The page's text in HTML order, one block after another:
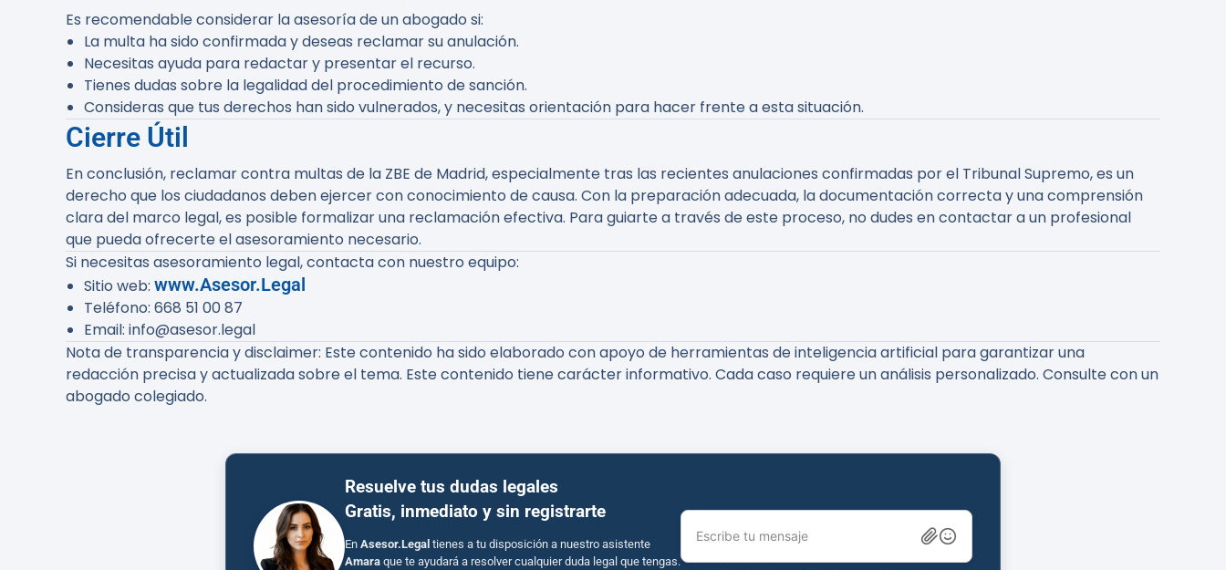
Es recomendable considerar la asesoría de un abogado si:
La multa ha sido confirmada y deseas reclamar su anulación.
Necesitas ayuda para redactar y presentar el recurso.
Tienes dudas sobre la legalidad del procedimiento de sanción.
Consideras que tus derechos han sido vulnerados, y necesitas orientación para hacer frente a esta situación.
Cierre Útil
En conclusión, reclamar contra multas de la ZBE de Madrid, especialmente tras las recientes anulaciones confirmadas por el Tribunal Supremo, es un
derecho que los ciudadanos deben ejercer con conocimiento de causa. Con la preparación adecuada, la documentación correcta y una comprensión
clara del marco legal, es posible formalizar una reclamación efectiva. Para guiarte a través de este proceso, no dudes en contactar a un profesional
que pueda ofrecerte el asesoramiento necesario.
Si necesitas asesoramiento legal, contacta con nuestro equipo:
Sitio web: www.Asesor.Legal
Teléfono: 668 51 00 87
Email: info@asesor.legal
Nota de transparencia y disclaimer: Este contenido ha sido elaborado con apoyo de herramientas de inteligencia artificial para garantizar una
redacción precisa y actualizada sobre el tema. Este contenido tiene carácter informativo. Cada caso requiere un análisis personalizado. Consulte con un
abogado colegiado.
Resuelve tus dudas legales
Gratis, inmediato y sin registrarte
En Asesor.Legal tienes a tu disposición a nuestro asistente
Amara que te ayudará a resolver cualquier duda legal que tengas.
Escribe tu mensaje